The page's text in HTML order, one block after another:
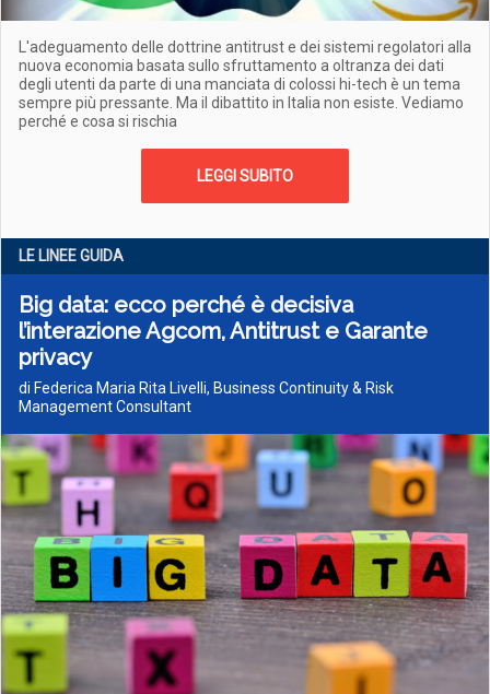
L'adeguamento delle dottrine antitrust e dei sistemi regolatori alla
nuova economia basata sullo sfruttamento a oltranza dei dati
degli utenti da parte di una manciata di colossi hi-tech è un tema
sempre più pressante. Ma il dibattito in Italia non esiste. Vediamo
perché e cosa si rischia
LEGGI SUBITO
LE LINEE GUIDA
Big data: ecco perché è decisiva
l’interazione Agcom, Antitrust e Garante
privacy
di Federica Maria Rita Livelli, Business Continuity & Risk
Management Consultant